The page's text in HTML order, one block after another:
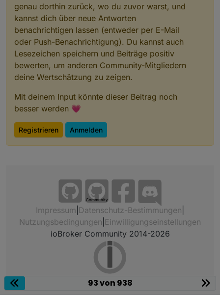
genau dorthin zurück, wo du zuvor warst, und
kannst dich über neue Antworten
benachrichtigen lassen (entweder per E-Mail
oder Push-Benachrichtigung). Du kannst auch
Lesezeichen speichern und Beiträge positiv
bewerten, um anderen Community-Mitgliedern
deine Wertschätzung zu zeigen.
Mit deinem Input könnte dieser Beitrag noch
besser werden 💗
Registrieren Anmelden
Community
Impressum Datenschutz-Bestimmungen
Nutzungsbedingungen Einwilligungseinstellungen
ioBroker Community 2014-2026
93 von 938